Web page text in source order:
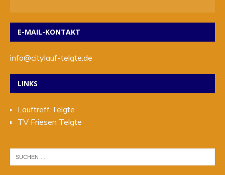
E-MAIL-KONTAKT
info@citylauf-telgte.de
LINKS
Lauftreff Telgte
TV Friesen Telgte